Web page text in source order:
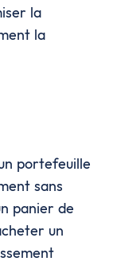
la
la
portefeuille
sans
panier de
un